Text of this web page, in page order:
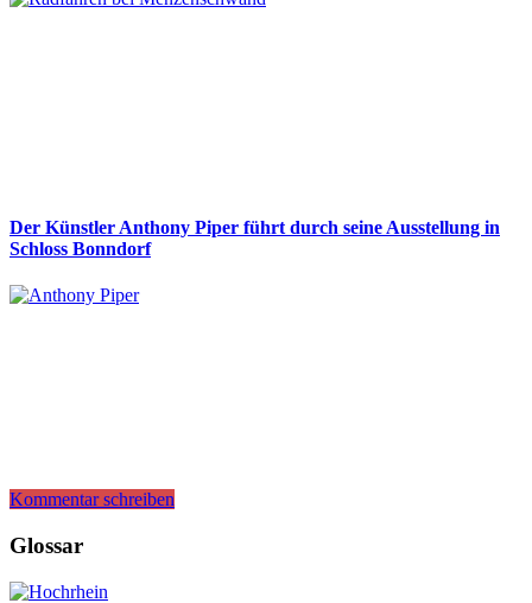
Der Künstler Anthony Piper führt durch seine Ausstellung in
Schloss Bonndorf
Kommentar schreiben
Glossar